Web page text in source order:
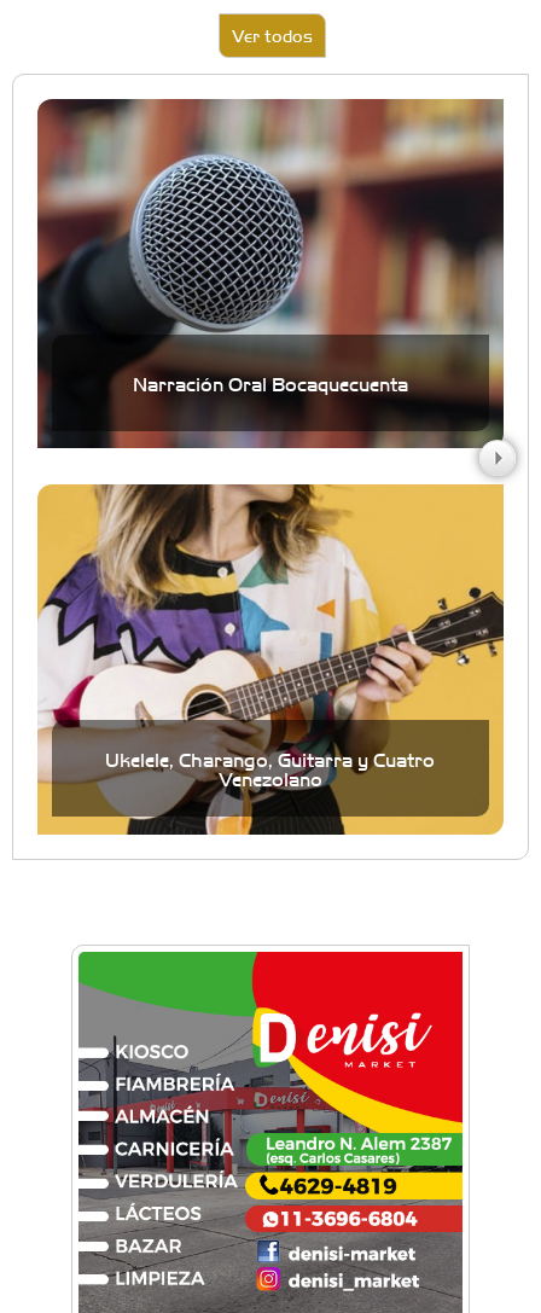
Ver todos
Narración Oral Bocaquecuenta
Ukelele, Charango, Guitarra y Cuatro
Venezolano